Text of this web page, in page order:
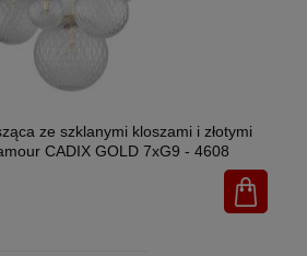
ze szklanymi kloszami i złotymi
CADIX GOLD 7xG9 - 4608